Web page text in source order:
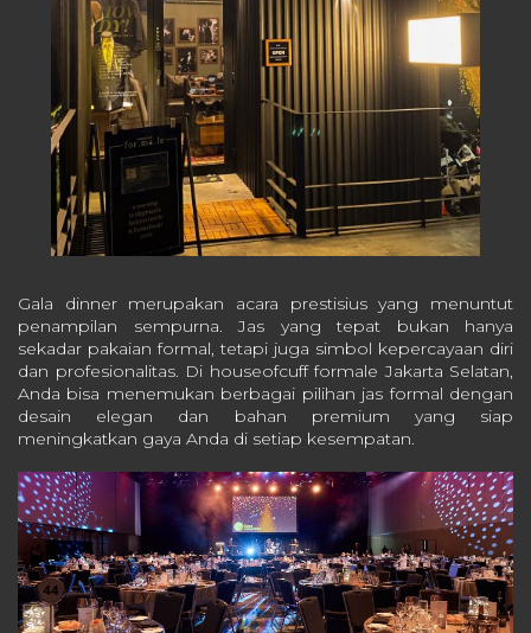
Gala dinner merupakan acara prestisius yang menuntut
penampilan sempurna. Jas yang tepat bukan hanya
sekadar pakaian formal, tetapi juga simbol kepercayaan diri
dan profesionalitas. Di houseofcuff formale Jakarta Selatan,
Anda bisa menemukan berbagai pilihan jas formal dengan
desain elegan dan bahan premium yang siap
meningkatkan gaya Anda di setiap kesempatan.